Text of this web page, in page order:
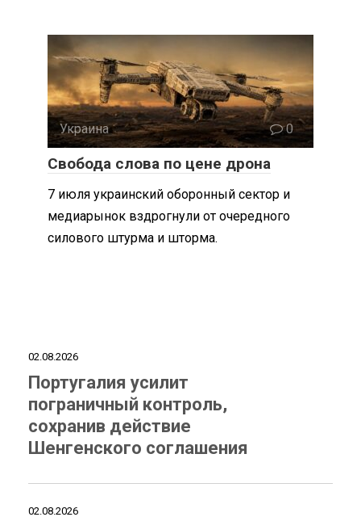
Украина 0
Свобода слова по цене дрона
7 июля украинский оборонный сектор и
медиарынок вздрогнули от очередного
силового штурма и шторма.
02.08.2026
Португалия усилит
пограничный контроль,
сохранив действие
Шенгенского соглашения
02.08.2026